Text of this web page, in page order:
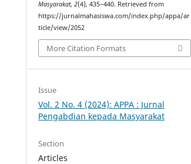
Masyarakat,2(4), 435–440. Retrieved from
https://jurnalmahasiswa.com/index.php/appa/ar
ticle/view/2052
More Citation Formats
Issue
Vol. 2 No. 4 (2024): APPA : Jurnal
Pengabdian kepada Masyarakat
Section
Articles